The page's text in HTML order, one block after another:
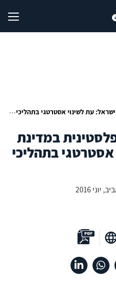
אסטרטגי בתהליכי השילוב והשוויון
במדינת
בתהליכי
2016